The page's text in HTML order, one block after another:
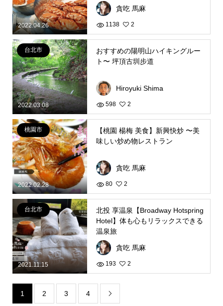
2022.04.26
貪吃 馬麻
1138 2
2022.03.08
台北市
おすすめの陽明山ハイキングルー
ト〜 坪頂古圳步道
Hiroyuki Shima
598 2
2022.02.28
桃園市
【桃園 楊梅 美食】新興快炒 〜美
味しい炒め物レストラン
貪吃 馬麻
80 2
2021.11.15
台北市
北投 享温泉【Broadway Hotspring
Hotel】体も心もリラックスできる
温泉旅
貪吃 馬麻
193 2
1 2 3 4 